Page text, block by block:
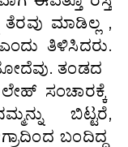
ಮಾಡಿಲ್ಲ ,
ತಿಳಿಸಿದರು.
ತಂಡದ
ಸಂಚಾರಕ್ಕೆ
ಬಿಟ್ಟರೆ,
ಬಂದಿದ್ದ